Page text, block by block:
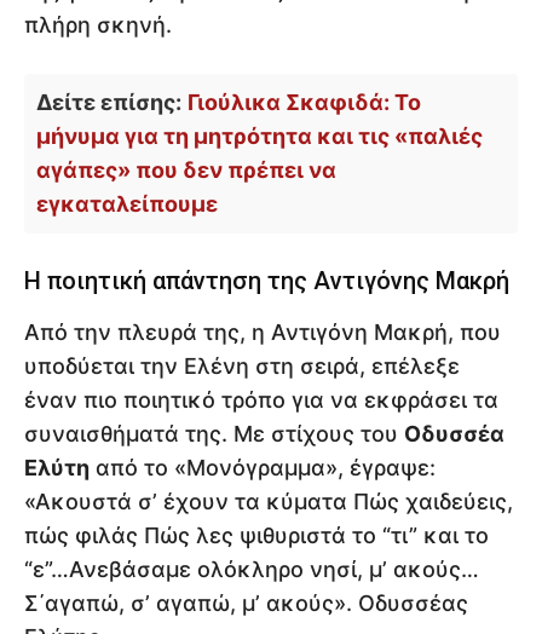
πλήρη σκηνή.
Δείτε επίσης: Γιούλικα Σκαφιδά: Το
μήνυμα για τη μητρότητα και τις «παλιές
αγάπες» που δεν πρέπει να
εγκαταλείπουμε
Η ποιητική απάντηση της Αντιγόνης Μακρή
Από την πλευρά της, η Αντιγόνη Μακρή, που
υποδύεται την Ελένη στη σειρά, επέλεξε
έναν πιο ποιητικό τρόπο για να εκφράσει τα
συναισθήματά της. Με στίχους του Οδυσσέα
Ελύτη από το «Μονόγραμμα», έγραψε:
«Ακουστά σ’ έχουν τα κύματα Πώς χαιδεύεις,
πώς φιλάς Πώς λες ψιθυριστά το “τι” και το
“ε”…Ανεβάσαμε ολόκληρο νησί, μ’ ακούς…
Σ΄αγαπώ, σ’ αγαπώ, μ’ ακούς». Οδυσσέας